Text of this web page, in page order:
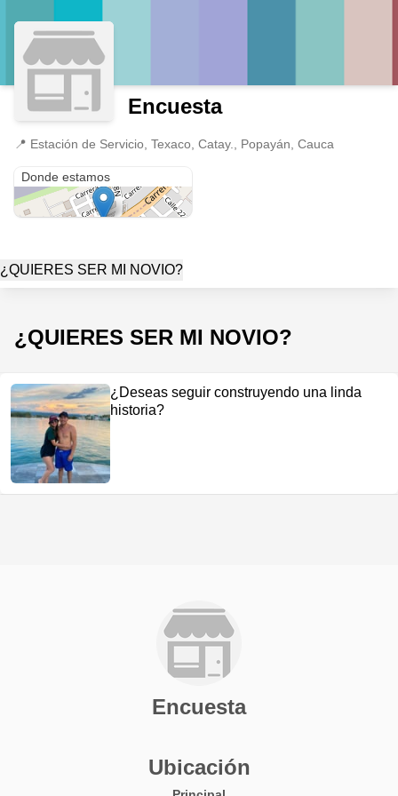
Encuesta
📍 Estación de Servicio, Texaco, Catay., Popayán, Cauca
Donde estamos
¿QUIERES SER MI NOVIO?
¿QUIERES SER MI NOVIO?
¿Deseas seguir construyendo una linda
historia?
Encuesta
Ubicación